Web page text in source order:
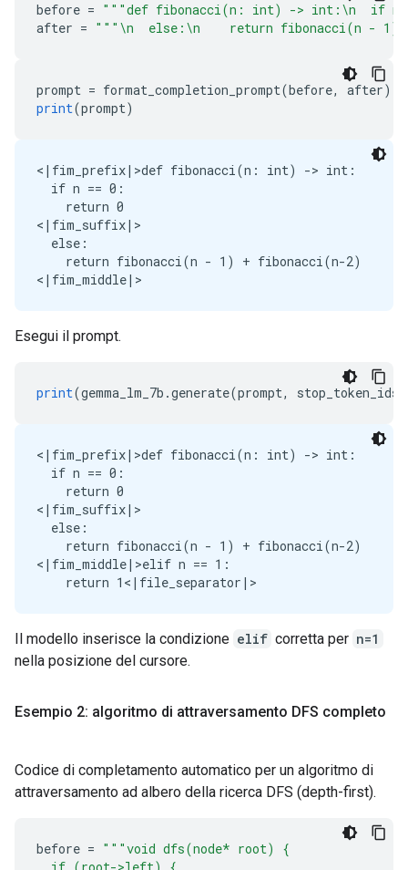
before = """def fibonacci(n: int) -> int:\n  if n
after = """\n  else:\n    return fibonacci(n - 1)
prompt = format_completion_prompt(before, after)
print(prompt)
<|fim_prefix|>def fibonacci(n: int) -> int:
  if n == 0:
    return 0
<|fim_suffix|>
  else:
    return fibonacci(n - 1) + fibonacci(n-2)
Esegui il prompt.
print(gemma_lm_7b .generate(prompt, stop_token_ids
<|fim_prefix|>def fibonacci(n: int) -> int:
  if n == 0:
    return 0
<|fim_suffix|>
  else:
    return fibonacci(n - 1) + fibonacci(n-2)
<|fim_middle|>elif n == 1:
Il modello inserisce la condizione elif corretta per n=1
nella posizione del cursore.
Esempio 2: algoritmo di attraversamento DFS completo
Codice di completamento automatico per un algoritmo di
attraversamento ad albero della ricerca DFS (depth-first).
before = """void dfs(node* root) {